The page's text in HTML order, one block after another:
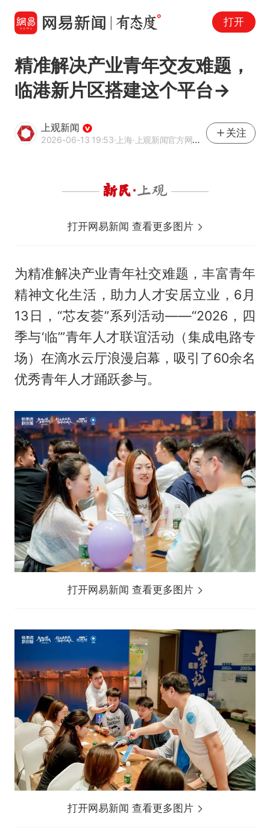
打开
精准解决产业青年交友难题，
临港新片区搭建这个平台→
上观新闻
2026-06-13 19:53·上海·上观新闻官方网易号
关注
打开网易新闻 查看更多图片
为精准解决产业青年社交难题，丰富青年
精神文化生活，助力人才安居立业，6月
13日，“芯友荟”系列活动——“2026，四
季与‘临’”青年人才联谊活动（集成电路专
场）在滴水云厅浪漫启幕，吸引了60余名
优秀青年人才踊跃参与。
打开网易新闻 查看更多图片
打开网易新闻 查看更多图片